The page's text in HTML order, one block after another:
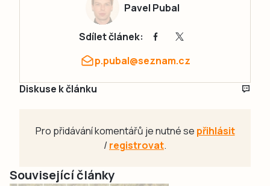
Pavel Pubal
Sdílet článek:
p.pubal@seznam.cz
Diskuse k článku
Pro přidávání komentářů je nutné se přihlásit
/registrovat.
Související články